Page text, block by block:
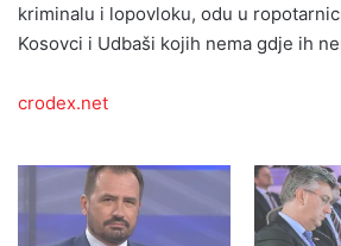
kriminalu i lopovloku, odu u
Kosovci i Udbaši kojih nema gdje ih
crodex.net